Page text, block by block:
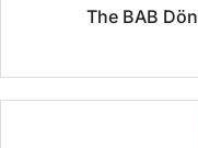
The BAB